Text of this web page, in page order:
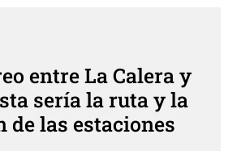
entre La Calera y
sería la ruta y la
de las estaciones